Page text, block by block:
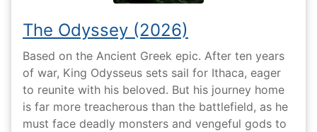
The Odyssey (2026)
Based on the Ancient Greek epic. After ten years
of war, King Odysseus sets sail for Ithaca, eager
to reunite with his beloved. But his journey home
is far more treacherous than the battlefield, as he
must face deadly monsters and vengeful gods to